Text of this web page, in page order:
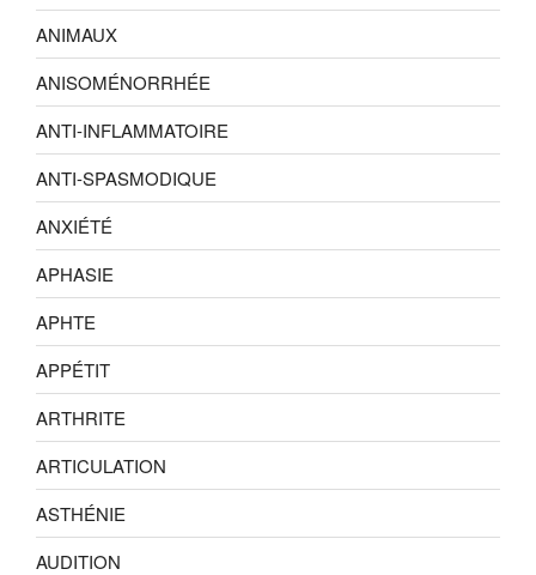
ANIMAUX
ANISOMÉNORRHÉE
ANTI-INFLAMMATOIRE
ANTI-SPASMODIQUE
ANXIÉTÉ
APHASIE
APHTE
APPÉTIT
ARTHRITE
ARTICULATION
ASTHÉNIE
AUDITION